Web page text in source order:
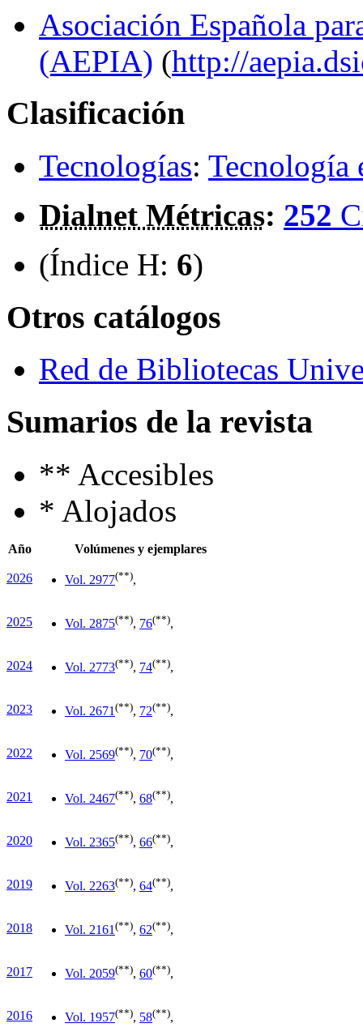
Asociación Española
(AEPIA) (http://
Clasificación
Tecnologías: Tecnología
Dialnet Métricas: 252
(Índice H: 6)
Otros catálogos
Red de Bibliotecas
Sumarios de la revista
** Accesibles
* Alojados
Año Volúmenes y ejemplares
2026 Vol. 2977(**),
2025 Vol. 2875(**), 76(**),
2024 Vol. 2773(**), 74(**),
2023 Vol. 2671 (**), 72(**),
2022 Vol. 2569(**), 70(**),
2021 Vol. 2467(**), 68(**),
2020 Vol. 2365(**), 66(**),
2019 Vol. 2263(**), 64(**),
2018 Vol. 2161 (**), 62(**),
2017 Vol. 2059(**), 60(**),
2016 Vol. 1957(**), 58(**),